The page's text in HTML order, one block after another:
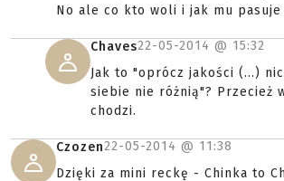
No ale co kto woli i jak mu pasuje
Chaves22-05-2014 @ 15:32
Jak to "oprócz jakości (...)
siebie nie różnią"? Przecież
chodzi.
Czozen22-05-2014 @ 11:38
Dzięki za mini reckę - Chinka to